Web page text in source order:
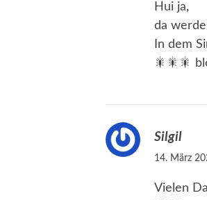
Hui ja,
da
In dem
🎇🎇🎇
Silgil
14. März
Vielen